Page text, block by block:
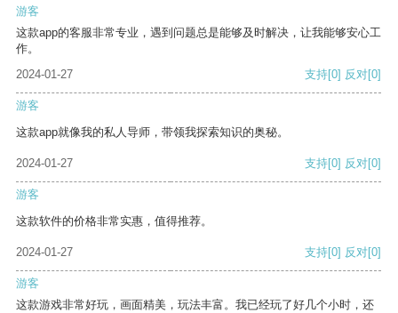
游客
这款app的客服非常专业，遇到问题总是能够及时解决，让我能够安心工
作。
2024-01-27
支持[0] 反对[0]
游客
这款app就像我的私人导师，带领我探索知识的奥秘。
2024-01-27 支持[0] 反对[0]
游客
这款软件的价格非常实惠，值得推荐。
2024-01-27 支持[0] 反对[0]
游客
这款游戏非常好玩，画面精美，玩法丰富。我已经玩了好几个小时，还